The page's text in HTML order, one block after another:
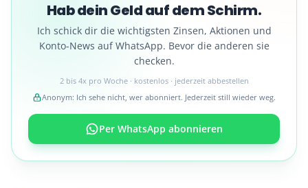
Hab dein Geld auf dem Schirm.
Ich schick dir die wichtigsten Zinsen, Aktionen und
Konto-News auf WhatsApp. Bevor die anderen sie
checken.
2 bis 4x pro Woche · kostenlos · jederzeit abbestellen
Anonym: Ich sehe nicht, wer abonniert. Jederzeit still wieder weg.
Per WhatsApp abonnieren